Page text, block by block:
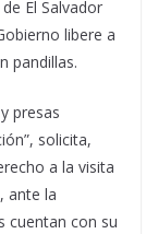
El Salvador
libere a
pandillas.
presas
solicita,
a la visita
ante la
cuentan con su